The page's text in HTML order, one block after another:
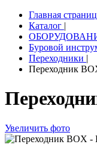
Главная
Каталог |
Буровой
Переходники |
Переходник
Увеличить фото